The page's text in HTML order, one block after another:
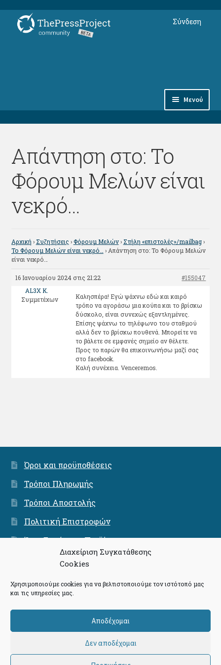
Διαχείριση Συγκατάθεσης
Cookies
Χρησιμοποιούμε cookies για να βελτιστοποιούμε τον ιστότοπό μας
και τις υπηρεσίες μας.
Αποδέχομαι
Δεν αποδέχομαι
Απευθείας
μετάβαση
Μετάβαση
σε
Μενού
Συνδρομές
Αντικείμενα
Φόρουμ Μελών
thepressproject.gr ⇗
Σύνδεση
Απάντηση στο: Το
Φόρουμ Μελών είναι
νεκρό…
Αρχική › Συζητήσεις › Φόρουμ Μελών › Στήλη «επιστολές»/mailbag ›
Το Φόρουμ Μελών είναι νεκρό… › Απάντηση στο: Το Φόρουμ Μελών
είναι νεκρό…
16 Ιανουαρίου 2024 στις 21:22
#155047
AL3X K.
Συμμετέχων
Καλησπέρα! Εγώ ψάχνω εδώ και καιρό
τρόπο να αγοράσω μια κούπα και το βρίσκω
δύσκολο, είναι συνεχώς εξαντλημένες.
Επίσης ψάχνω το τηλέφωνο του σταθμού
αλλά δεν το βρίσκω πουθενά. Μπορείτε να
το βάλετε σε εμφανές σημείο αν θέλετε.
Προς το παρών θα επικοινωνήσω μαζί σας
στο facebook.
Καλή συνέχεια. Venceremos.
Όροι και προϋποθέσεις
Τρόποι Πληρωμής
Τρόποι Αποστολής
Πολιτική Επιστροφών
Όροι Εγγύησης Προϊόντων
Ασφάλεια Συνναλαγών
© Community - The Press Project 2026
Πολιτική Απορρήτου
Δημιουργημένο με το